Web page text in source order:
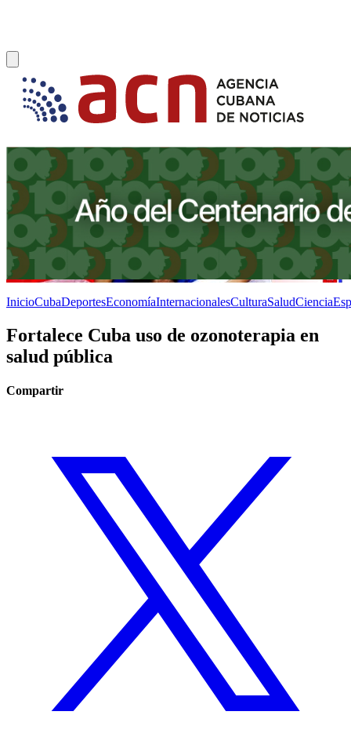
InicioCubaDeportesEconomíaInternacionalesCulturaSaludCiencia
Fortalece Cuba uso de ozonoterapia en
salud pública
Compartir